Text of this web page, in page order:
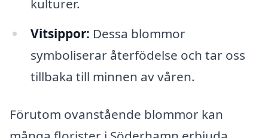
kulturer.
Vitsippor: Dessa blommor
symboliserar återfödelse och tar oss
tillbaka till minnen av våren.
Förutom ovanstående blommor kan